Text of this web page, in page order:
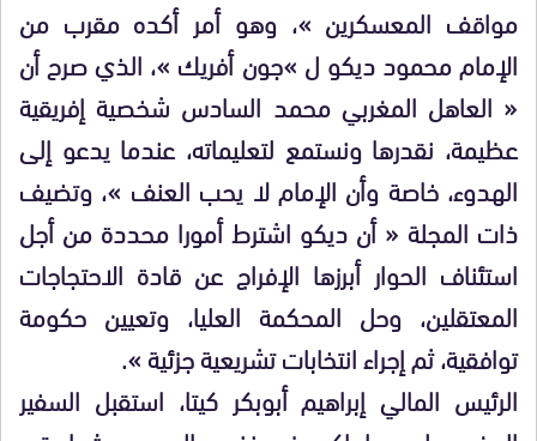
مواقف المعسكرين »، وهو أمر أكده مقرب من
الإمام محمود ديكو ل »جون أفريك »، الذي صرح أن
« العاهل المغربي محمد السادس شخصية إفريقية
عظيمة، نقدرها ونستمع لتعليماته، عندما يدعو إلى
الهدوء، خاصة وأن الإمام لا يحب العنف »، وتضيف
ذات المجلة « أن ديكو اشترط أمورا محددة من أجل
استئناف الحوار أبرزها الإفراج عن قادة الاحتجاجات
المعتقلين، وحل المحكمة العليا، وتعيين حكومة
توافقية، ثم إجراء انتخابات تشريعية جزئية ».
الرئيس المالي إبراهيم أبوبكر كيتا، استقبل السفير